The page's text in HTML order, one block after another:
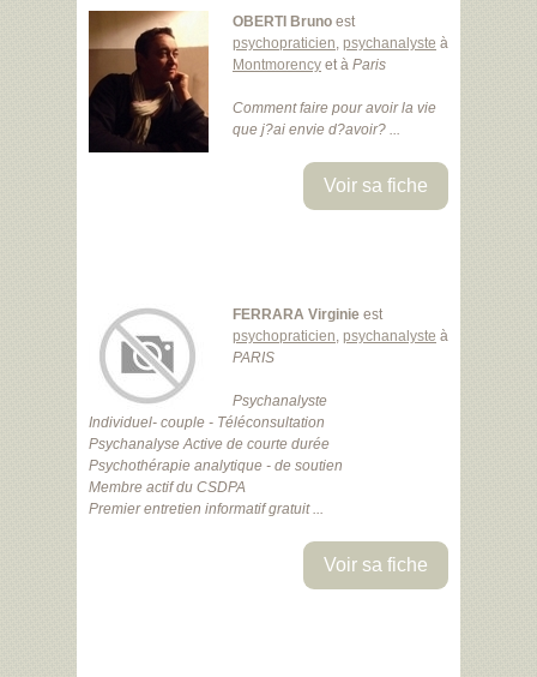
OBERTI Bruno est
psychopraticien, psychanalyste à
Montmorency et à Paris
Comment faire pour avoir la vie
que j?ai envie d?avoir? ...
Voir sa fiche
FERRARA Virginie est
psychopraticien, psychanalyste à
PARIS
Psychanalyste
Individuel- couple - Téléconsultation
Psychanalyse Active de courte durée
Psychothérapie analytique - de soutien
Membre actif du CSDPA
Premier entretien informatif gratuit ...
Voir sa fiche